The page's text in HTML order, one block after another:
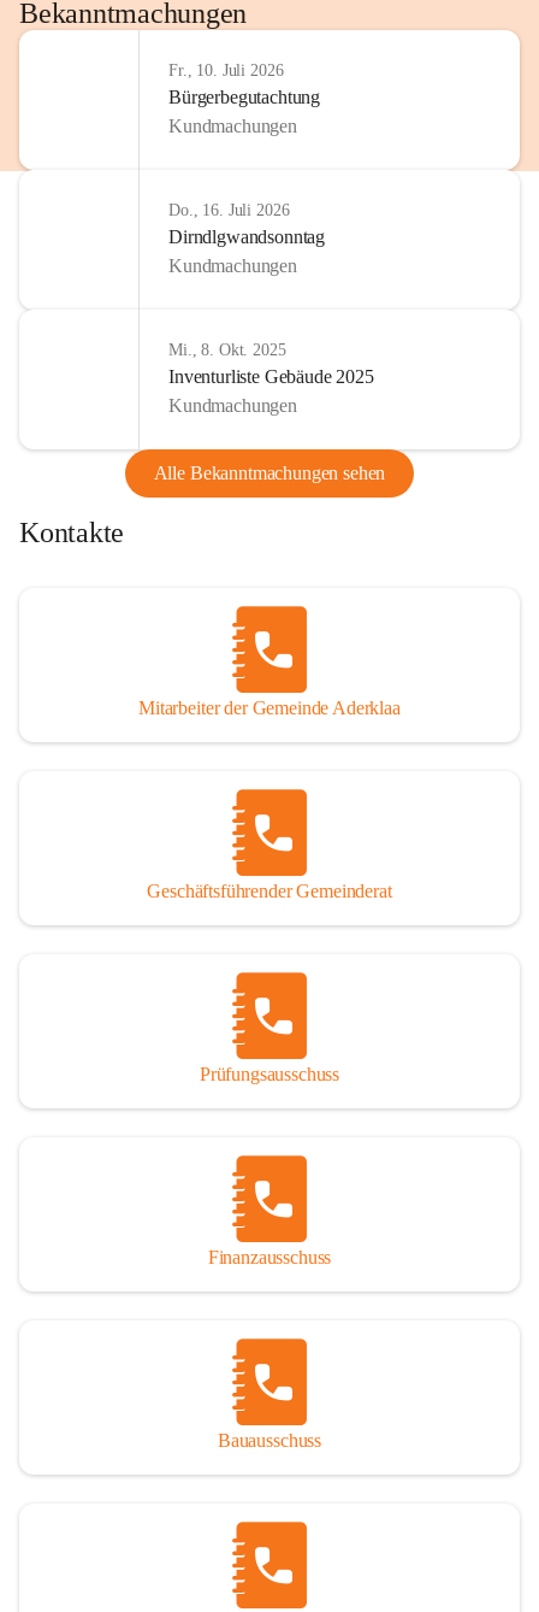
http://www.omv.com
Bekanntmachungen
Fr., 10. Juli 2026
Bürgerbegutachtung
Kundmachungen
Do., 16. Juli 2026
Dirndlgwandsonntag
Kundmachungen
Mi., 8. Okt. 2025
Inventurliste Gebäude 2025
Kundmachungen
Alle Bekanntmachungen sehen
Kontakte
Mitarbeiter der Gemeinde Aderklaa
Geschäftsführender Gemeinderat
Prüfungsausschuss
Finanzausschuss
Bauausschuss